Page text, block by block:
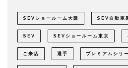
SEVショールーム大阪 SEV自動車
SEV SEVショールーム東京
ご来店 選手 プレミアムシリ